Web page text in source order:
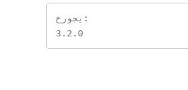
خروجی:
3.2.0